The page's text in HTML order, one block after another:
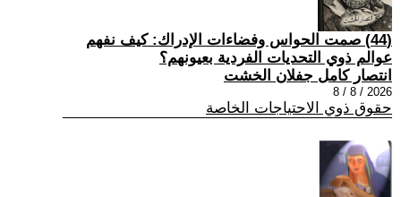
(44) صمت الحواس وفضاءات الإدراك: كيف نفهم
عوالم ذوي التحديات الفردية بعيونهم؟
انتصار كامل جفلان الخشت
2026 / 8 / 8
حقوق ذوي الاحتياجات الخاصة